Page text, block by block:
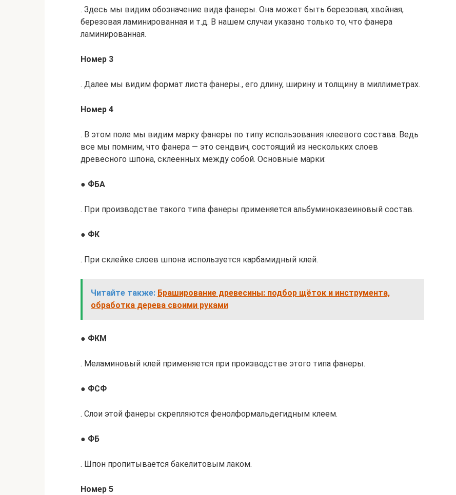
. Здесь мы видим обозначение вида фанеры. Она может быть березовая, хвойная,
березовая ламинированная и т.д. В нашем случаи указано только то, что фанера
ламинированная.
Номер 3
. Далее мы видим формат листа фанеры., его длину, ширину и толщину в миллиметрах.
Номер 4
. В этом поле мы видим марку фанеры по типу использования клеевого состава. Ведь
все мы помним, что фанера — это сендвич, состоящий из нескольких слоев
древесного шпона, склеенных между собой. Основные марки:
● ФБА
. При производстве такого типа фанеры применяется альбуминоказеиновый состав.
● ФК
. При склейке слоев шпона используется карбамидный клей.
Читайте также: Браширование древесины: подбор щёток и инструмента,
обработка дерева своими руками
● ФКМ
. Меламиновый клей применяется при производстве этого типа фанеры.
● ФСФ
. Слои этой фанеры скрепляются фенолформальдегидным клеем.
● ФБ
. Шпон пропитывается бакелитовым лаком.
Номер 5